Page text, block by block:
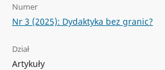
Numer
Nr 3 (2025): Dydaktyka bez granic?
Dział
Artykuły